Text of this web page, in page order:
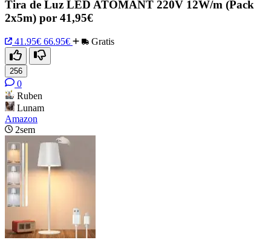
Tira de Luz LED ATOMANT 220V 12W/m (Pack
2x5m) por 41,95€
41.95€ 66.95€ Gratis
256
0
Ruben
Lunam
Amazon
2sem